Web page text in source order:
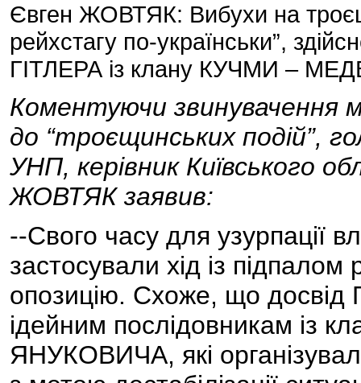
Євген ЖОВТЯК: Вибухи на
рейхстагу по-українськи”,
ГІТЛЕРА із клану КУЧМИ –
Коментуючи звинувачення
до “троєщинських подій”,
УНП, керівник Київського
ЖОВТЯК заявив:
--Свого часу для узурпації
застосували хід із
опозицію. Схоже, що досвід
ідейним послідовникам
ЯНУКОВИЧА, які